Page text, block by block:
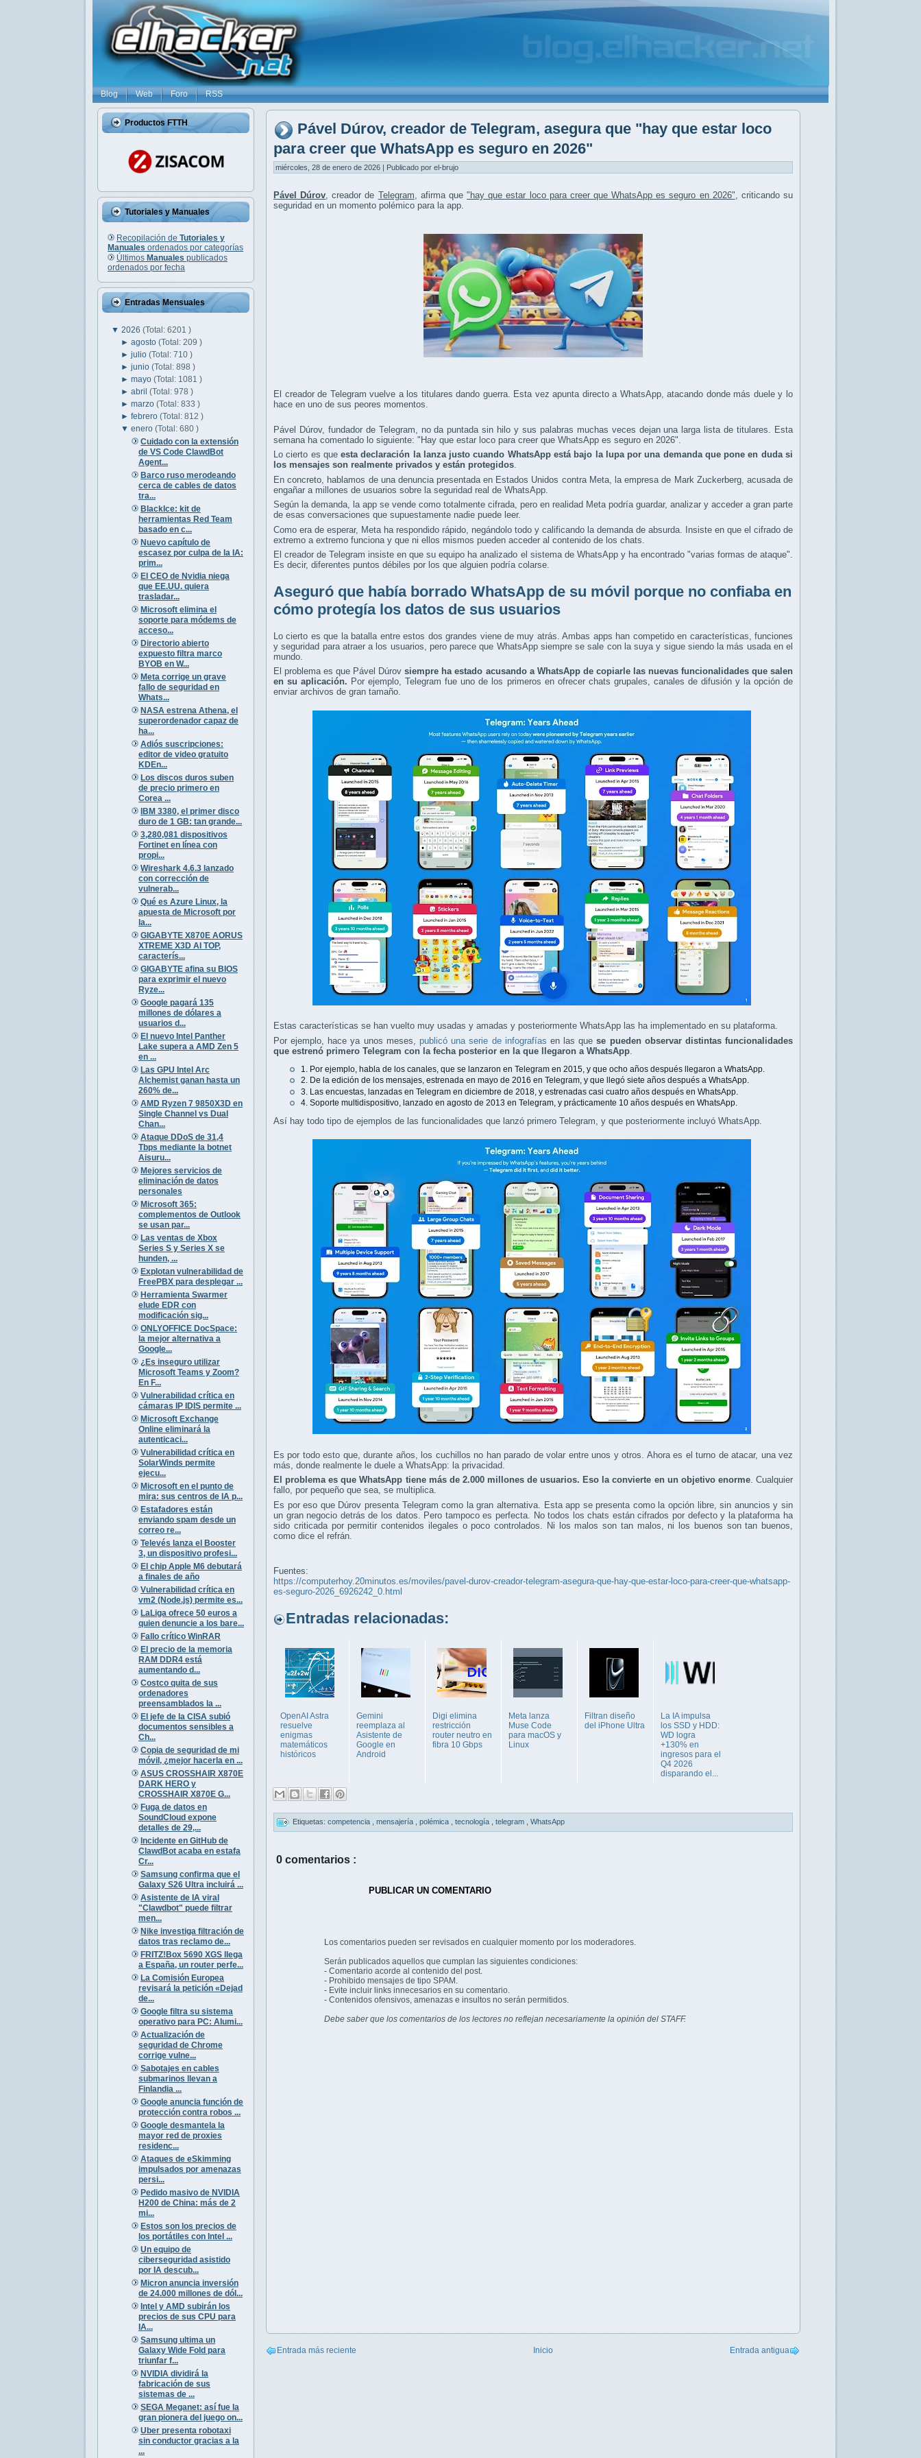
Blog Web Foro RSS
Productos FTTH
Tutoriales y Manuales
Recopilación de Tutoriales y
Manuales ordenados por categorías
Últimos Manuales publicados
ordenados por fecha
Entradas Mensuales
▼ 2026 (Total: 6201 )
►agosto(Total: 209 )
►julio(Total: 710 )
►junio(Total: 898 )
►mayo(Total: 1081 )
►abril(Total: 978 )
►marzo(Total: 833 )
►febrero(Total: 812 )
▼enero(Total: 680 )
Cuidado con la extensión
de VS Code ClawdBot
Agent...
Barco ruso merodeando
cerca de cables de datos
tra...
BlackIce: kit de
herramientas Red Team
basado en c...
Nuevo capítulo de
escasez por culpa de la IA:
prim...
El CEO de Nvidia niega
que EE.UU. quiera
trasladar...
Microsoft elimina el
soporte para módems de
acceso...
Directorio abierto
expuesto filtra marco
BYOB en W...
Meta corrige un grave
fallo de seguridad en
Whats...
NASA estrena Athena, el
superordenador capaz de
ha...
Adiós suscripciones:
editor de video gratuito
KDEn...
Los discos duros suben
de precio primero en
Corea ...
IBM 3380, el primer disco
duro de 1 GB: tan grande...
3,280,081 dispositivos
Fortinet en línea con
propi...
Wireshark 4.6.3 lanzado
con corrección de
vulnerab...
Qué es Azure Linux, la
apuesta de Microsoft por
la...
GIGABYTE X870E AORUS
XTREME X3D AI TOP,
caracterís...
GIGABYTE afina su BIOS
para exprimir el nuevo
Ryze...
Google pagará 135
millones de dólares a
usuarios d...
El nuevo Intel Panther
Lake supera a AMD Zen 5
en ...
Las GPU Intel Arc
Alchemist ganan hasta un
260% de...
AMD Ryzen 7 9850X3D en
Single Channel vs Dual
Chan...
Ataque DDoS de 31,4
Tbps mediante la botnet
Aisuru...
Mejores servicios de
eliminación de datos
personales
Microsoft 365:
complementos de Outlook
se usan par...
Las ventas de Xbox
Series S y Series X se
hunden, ...
Explotan vulnerabilidad de
FreePBX para desplegar ...
Herramienta Swarmer
elude EDR con
modificación sig...
ONLYOFFICE DocSpace:
la mejor alternativa a
Google...
¿Es inseguro utilizar
Microsoft Teams y Zoom?
En F...
Vulnerabilidad crítica en
cámaras IP IDIS permite ...
Microsoft Exchange
Online eliminará la
autenticaci...
Vulnerabilidad crítica en
SolarWinds permite
ejecu...
Microsoft en el punto de
mira: sus centros de IA p...
Estafadores están
enviando spam desde un
correo re...
Televés lanza el Booster
3, un dispositivo profesi...
El chip Apple M6 debutará
a finales de año
Vulnerabilidad crítica en
vm2 (Node.js) permite es...
LaLiga ofrece 50 euros a
quien denuncie a los bare...
Fallo crítico WinRAR
El precio de la memoria
RAM DDR4 está
aumentando d...
Costco quita de sus
ordenadores
preensamblados la ...
El jefe de la CISA subió
documentos sensibles a
Ch...
Copia de seguridad de mi
móvil, ¿mejor hacerla en ...
ASUS CROSSHAIR X870E
DARK HERO y
CROSSHAIR X870E G...
Fuga de datos en
SoundCloud expone
detalles de 29,...
Incidente en GitHub de
ClawdBot acaba en estafa
Cr...
Samsung confirma que el
Galaxy S26 Ultra incluirá ...
Asistente de IA viral
"Clawdbot" puede filtrar
men...
Nike investiga filtración de
datos tras reclamo de...
FRITZ!Box 5690 XGS llega
a España, un router perfe...
La Comisión Europea
revisará la petición «Dejad
de...
Google filtra su sistema
operativo para PC: Alumi...
Actualización de
seguridad de Chrome
corrige vulne...
Sabotajes en cables
submarinos llevan a
Finlandia ...
Google anuncia función de
protección contra robos ...
Google desmantela la
mayor red de proxies
residenc...
Ataques de eSkimming
impulsados por amenazas
persi...
Pedido masivo de NVIDIA
H200 de China: más de 2
mi...
Estos son los precios de
los portátiles con Intel ...
Un equipo de
ciberseguridad asistido
por IA descub...
Micron anuncia inversión
de 24.000 millones de dól...
Intel y AMD subirán los
precios de sus CPU para
IA...
Samsung ultima un
Galaxy Wide Fold para
triunfar f...
NVIDIA dividirá la
fabricación de sus
sistemas de ...
SEGA Meganet: así fue la
gran pionera del juego on...
Uber presenta robotaxi
sin conductor gracias a la
...
Pável Dúrov, creador de Telegram, asegura que "hay que estar loco
para creer que WhatsApp es seguro en 2026"
miércoles, 28 de enero de 2026 | Publicado por el-brujo
Pável Dúrov , creador de Telegram , afirma que"hay que estar loco para creer que WhatsApp es seguro en 2026" , criticando su
seguridad en un momento polémico para la app.
El creador de Telegram vuelve a los titulares dando guerra. Esta vez apunta directo a WhatsApp, atacando donde más duele y lo
hace en uno de sus peores momentos.
Pável Dúrov, fundador de Telegram, no da puntada sin hilo y sus palabras muchas veces dejan una larga lista de titulares. Esta
semana ha comentado lo siguiente: "Hay que estar loco para creer que WhatsApp es seguro en 2026".
Lo cierto es queesta declaración la lanza justo cuando WhatsApp está bajo la lupa por una demanda que pone en duda si
los mensajes son realmente privados y están protegidos.
En concreto, hablamos de una denuncia presentada en Estados Unidos contra Meta, la empresa de Mark Zuckerberg, acusada de
engañar a millones de usuarios sobre la seguridad real de WhatsApp.
Según la demanda, la app se vende como totalmente cifrada, pero en realidad Meta podría guardar, analizar y acceder a gran parte
de esas conversaciones que supuestamente nadie puede leer.
Como era de esperar, Meta ha respondido rápido, negándolo todo y calificando la demanda de absurda. Insiste en que el cifrado de
extremo a extremo funciona y que ni ellos mismos pueden acceder al contenido de los chats.
El creador de Telegram insiste en que su equipo ha analizado el sistema de WhatsApp y ha encontrado "varias formas de ataque".
Es decir, diferentes puntos débiles por los que alguien podría colarse.
Aseguró que había borrado WhatsApp de su móvil porque no confiaba en
cómo protegía los datos de sus usuarios
Lo cierto es que la batalla entre estos dos grandes viene de muy atrás. Ambas apps han competido en características, funciones
y seguridad para atraer a los usuarios, pero parece que WhatsApp siempre se sale con la suya y sigue siendo la más usada en el
mundo.
El problema es que Pável Dúrov siempre ha estado acusando a WhatsApp de copiarle las nuevas funcionalidades que salen
en su aplicación. Por ejemplo, Telegram fue uno de los primeros en ofrecer chats grupales, canales de difusión y la opción de
enviar archivos de gran tamaño.
Estas características se han vuelto muy usadas y amadas y posteriormente WhatsApp las ha implementado en su plataforma.
Por ejemplo, hace ya unos meses, publicó una serie de infografías en las quese pueden observar distintas funcionalidades
que estrenó primero Telegram con la fecha posterior en la que llegaron a WhatsApp
1. Por ejemplo, habla de los canales, que se lanzaron en Telegram en 2015, y que ocho años después llegaron a WhatsApp.
2. De la edición de los mensajes, estrenada en mayo de 2016 en Telegram, y que llegó siete años después a WhatsApp.
3. Las encuestas, lanzadas en Telegram en diciembre de 2018, y estrenadas casi cuatro años después en WhatsApp.
4. Soporte multidispositivo, lanzado en agosto de 2013 en Telegram, y prácticamente 10 años después en WhatsApp.
Así hay todo tipo de ejemplos de las funcionalidades que lanzó primero Telegram, y que posteriormente incluyó WhatsApp.
Es por todo esto que, durante años, los cuchillos no han parado de volar entre unos y otros. Ahora es el turno de atacar, una vez
más, donde realmente le duele a WhatsApp: la privacidad.
El problema es que WhatsApp tiene más de 2.000 millones de usuarios. Eso la convierte en un objetivo enorme. Cualquier
fallo, por pequeño que sea, se multiplica.
Es por eso que Dúrov presenta Telegram como la gran alternativa. Esta app se presenta como la opción libre, sin anuncios y sin
un gran negocio detrás de los datos. Pero tampoco es perfecta. No todos los chats están cifrados por defecto y la plataforma ha
sido criticada por permitir contenidos ilegales o poco controlados. Ni los malos son tan malos, ni los buenos son tan buenos,
como dice el refrán.
Fuentes:
https://computerhoy.20minutos.es/moviles/pavel-durov-creador-telegram-asegura-que-hay-que-estar-loco-para-creer-que-whatsapp-
es-seguro-2026_6926242_0.html
Entradas relacionadas:
OpenAI Astra
resuelve
enigmas
matemáticos
históricos
Gemini
reemplaza al
Asistente de
Google en
Android
Digi elimina
restricción
router neutro en
fibra 10 Gbps
Meta lanza
Muse Code
para macOS y
Linux
Filtran diseño
del iPhone Ultra
La IA impulsa
los SSD y HDD:
WD logra
+130% en
ingresos para el
Q4 2026
disparando el...
Etiquetas: competencia mensajería polémica tecnología telegram WhatsApp
0 comentarios :
PUBLICAR UN COMENTARIO
Los comentarios pueden ser revisados en cualquier momento por los moderadores.
Serán publicados aquellos que cumplan las siguientes condiciones:
- Comentario acorde al contenido del post.
- Prohibido mensajes de tipo SPAM.
- Evite incluir links innecesarios en su comentario.
- Contenidos ofensivos, amenazas e insultos no serán permitidos.
Debe saber que los comentarios de los lectores no reflejan necesariamente la opinión del STAFF.
Entrada más reciente Entrada antigua
Inicio